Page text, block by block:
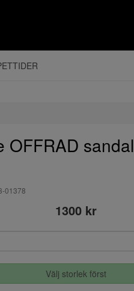
OFFRAD sandal
01378
1300 kr
Välj storlek först